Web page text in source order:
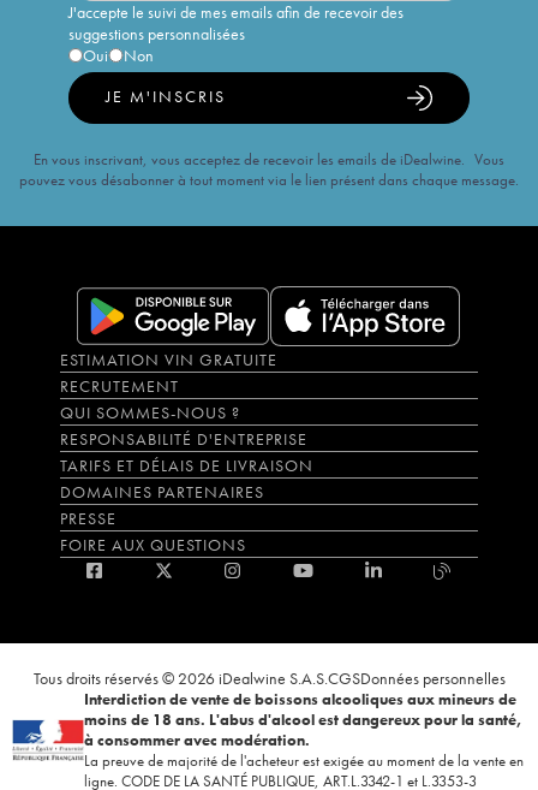
J'accepte le suivi de mes emails afin de recevoir des
suggestions personnalisées
Oui
Non
JE M'INSCRIS
En vous inscrivant, vous acceptez de recevoir les emails de iDealwine. Vous
pouvez vous désabonner à tout moment via le lien présent dans chaque message.
ESTIMATION VIN GRATUITE
RECRUTEMENT
QUI SOMMES-NOUS ?
RESPONSABILITÉ D'ENTREPRISE
TARIFS ET DÉLAIS DE LIVRAISON
DOMAINES PARTENAIRES
PRESSE
FOIRE AUX QUESTIONS
Tous droits réservés © 2026 iDealwine S.A.S.CGSDonnées personnelles
Interdiction de vente de boissons alcooliques aux mineurs de
moins de 18 ans. L'abus d'alcool est dangereux pour la santé,
à consommer avec modération.
La preuve de majorité de l'acheteur est exigée au moment de la vente en
ligne. CODE DE LA SANTÉ PUBLIQUE, ART.L.3342-1 et L.3353-3